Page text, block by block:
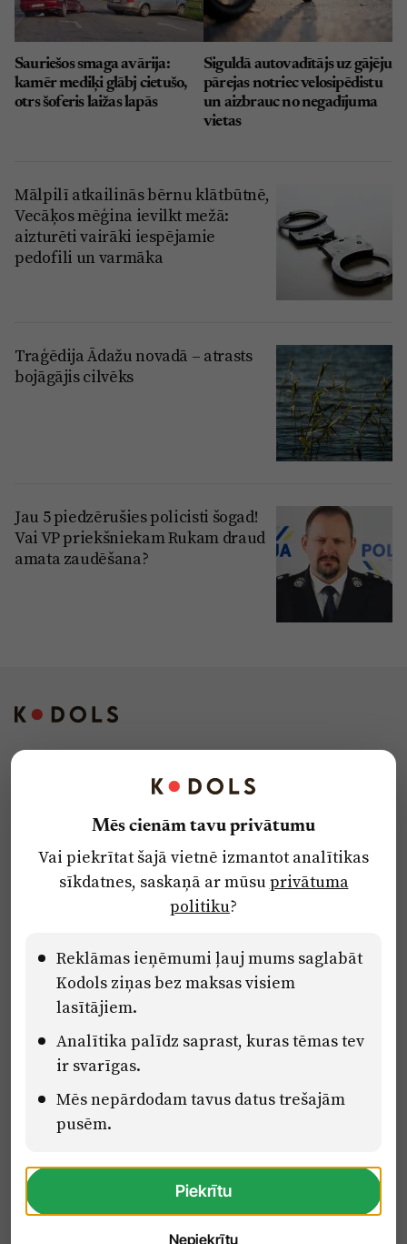
Sauriešos smaga avārija:
kamēr mediķi glābj cietušo,
otrs šoferis laižas lapās
Siguldā autovadītājs uz gājēju
pārejas notriec velosipēdistu
un aizbrauc no negadījuma
vietas
Mālpilī atkailinās bērnu klātbūtnē,
Vecāķos mēģina ievilkt mežā:
aizturēti vairāki iespējamie
pedofili un varmāka
Traģēdija Ādažu novadā – atrasts
bojāgājis cilvēks
Jau 5 piedzērušies policisti šogad!
Vai VP priekšniekam Rukam draud
amata zaudēšana?
Privātuma politika
Ētikas kodekss
Pārredzamības paziņojumi
Eiropas Savienības Atveseļošanas un noturības mehānisma plāna
2.2. reformu un investīciju virziena “Uzņēmumu digitālā
transformācija un inovācijas” 2.2.1.5.i. investīcijas “Mediju nozares
uzņēmumu digitālās transformācijas veicināšana” pasākuma
“Mācības mediju nozares speciālistu digitālās kompetences un
zināšanu pilnveidošanai” projektā Latvijas Mediju nozares
kompetenču centrs (2.2.1.5.i.0/2/24/A/CFLA/001).
Mēs cienām tavu privātumu
Vai piekrītat šajā vietnē izmantot analītikas
sīkdatnes, saskaņā ar mūsuprivātuma
politiku?
Reklāmas ieņēmumi ļauj mums saglabāt
Kodols ziņas bez maksas visiem
lasītājiem.
Analītika palīdz saprast, kuras tēmas tev
ir svarīgas.
Mēs nepārdodam tavus datus trešajām
pusēm.
Piekrītu
Nepiekrītu